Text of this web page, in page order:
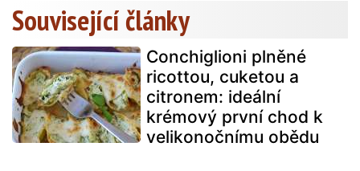
Související články
Conchiglioni plněné
ricottou, cuketou a
citronem: ideální
krémový první chod k
velikonočnímu obědu